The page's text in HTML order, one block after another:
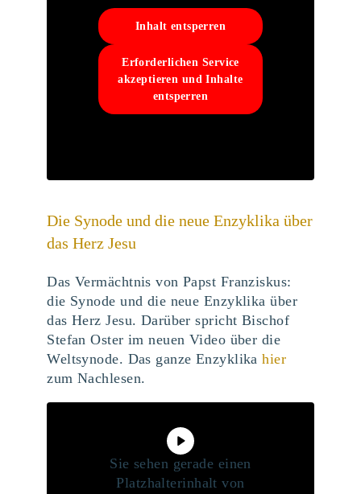
Inhalt entsperren
Erforderlichen Service
akzeptieren und Inhalte
entsperren
Die Synode und die neue Enzyklika über
das Herz Jesu
Das Vermächtnis von Papst Franziskus:
die Synode und die neue Enzyklika über
das Herz Jesu. Darüber spricht Bischof
Stefan Oster im neuen Video über die
Weltsynode. Das ganze Enzyklikahier
zum Nachlesen.
Sie sehen gerade einen
Platzhalterinhalt von